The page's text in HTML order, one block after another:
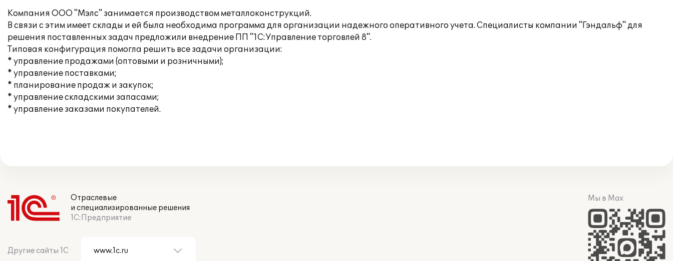
Компания ООО "Мэлс" занимается производством металлоконструкций.
В связи с этим имеет склады и ей была необходима программа для организации надежного оперативного учета. Специалисты компании "Гэндальф" для
решения поставленных задач предложили внедрение ПП "1С:Управление торговлей 8".
Типовая конфигурация помогла решить все задачи организации:
* управление продажами (оптовыми и розничными);
* управление поставками;
* планирование продаж и закупок;
* управление складскими запасами;
* управление заказами покупателей.
Отраслевые
и специализированные решения
1С:Предприятие
Другие сайты 1С
Мы в Max